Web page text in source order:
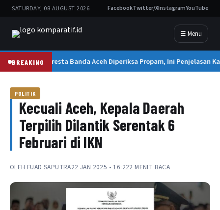
SATURDAY, 08 AUGUST 2026 FacebookTwitter/XInstagramYouTube
☰ Menu
BREAKINGKapolresta Banda Aceh Diperiksa Propam, Ini Penjelasan
POLITIK
Kecuali Aceh, Kepala Daerah
Terpilih Dilantik Serentak 6
Februari di IKN
OLEH FUAD SAPUTRA22 JAN 2025 • 16:222 MENIT BACA